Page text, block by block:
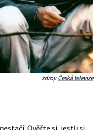
zdroj:Česká televize
Ověřte si, jestli si